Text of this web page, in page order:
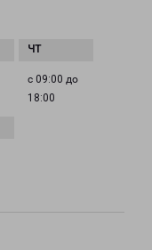
с 09:00 до
18:00